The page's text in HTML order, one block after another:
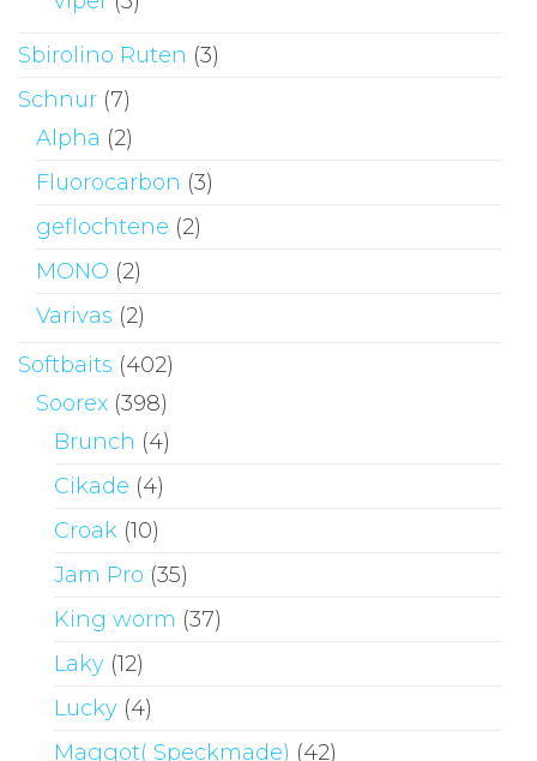
Sbirolino Ruten (3)
Schnur (7)
Alpha (2)
Fluorocarbon (3)
geflochtene (2)
MONO (2)
Varivas (2)
Softbaits (402)
Soorex (398)
Brunch (4)
Cikade (4)
Croak (10)
Jam Pro (35)
King worm (37)
Laky (12)
Lucky (4)
Maggot( Speckmade) (42)